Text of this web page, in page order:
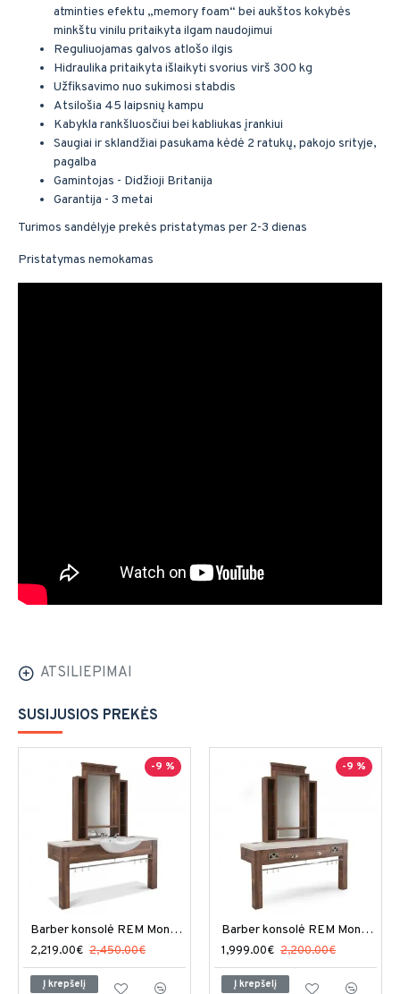
atminties efektu „memory foam“ bei aukštos kokybės
minkštu vinilu pritaikyta ilgam naudojimui
Reguliuojamas galvos atlošo ilgis
Hidraulika pritaikyta išlaikyti svorius virš 300 kg
Užfiksavimo nuo sukimosi stabdis
Atsilošia 45 laipsnių kampu
Kabykla rankšluosčiui bei kabliukas įrankiui
Saugiai ir sklandžiai pasukama kėdė 2 ratukų, pakojo srityje,
pagalba
Gamintojas - Didžioji Britanija
Garantija - 3 metai
Turimos sandėlyje prekės pristatymas per 2-3 dienas
Pristatymas nemokamas
ATSILIEPIMAI
SUSIJUSIOS PREKĖS
-9 %
Barber konsolė REM Montana I
2,219.00€ 2,450.00€
Į krepšelį
-9 %
Barber konsolė REM Montana II
1,999.00€ 2,200.00€
Į krepšelį